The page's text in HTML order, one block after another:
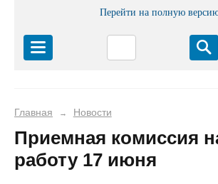
Перейти на полную
Главная → Новости
Приемная комиссия
работу 17 июня